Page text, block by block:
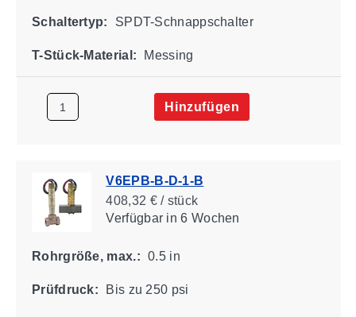
Schaltertyp: SPDT-Schnappschalter
T-Stück-Material: Messing
Hinzufügen
V6EPB-B-D-1-B
408,32 € / stück
Verfügbarin 6 Wochen
Rohrgröße, max.: 0.5 in
Prüfdruck: Bis zu 250 psi